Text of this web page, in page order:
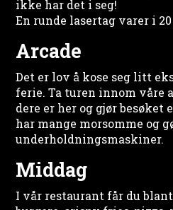
ikke har det i seg!
En runde lasertag varer i
Arcade
Det er lov å kose seg litt
ferie. Ta turen innom våre
dere er her og gjør
har mange morsomme og
underholdningsmaskiner.
Middag
I vår restaurant får du